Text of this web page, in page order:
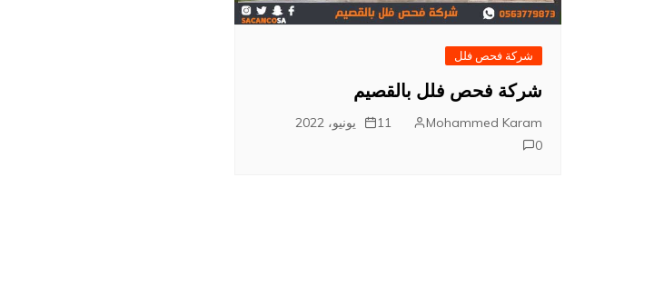
شركة فحص فلل
شركة فحص فلل بالقصيم
Mohammed Karam
11 يونيو، 2022
0